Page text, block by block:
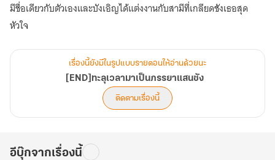
มีชื่อเดียวกับตัวเองและบังเอิญได้แต่งงานกับสามีที่เกลียดชังเธอสุด
หัวใจ
เรื่องนี้ยังมีในรูปแบบรายตอนให้อ่านด้วยนะ
[END]ทะลุเวลามาเป็นภรรยาแสนชัง
ติดตามเรื่องนี้
อีบุ๊กจากเรื่องนี้